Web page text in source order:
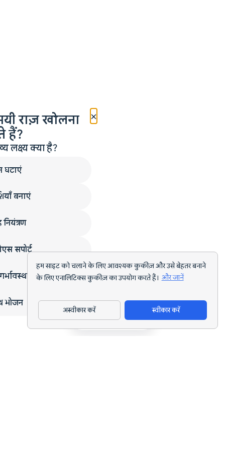
हम साइट को चलाने के लिए आवश्यक कुकीज़ और उसे बेहतर बनाने
के लिए एनालिटिक्स कुकीज़ का उपयोग करते हैं। और जानें
अस्वीकार करें स्वीकार करें
ऐप डाउनलोड करें
×
राज़ खोलना
हैं?
लक्ष्य क्या है?
घटाएं
बनाएं
सपोर्ट
भोजन